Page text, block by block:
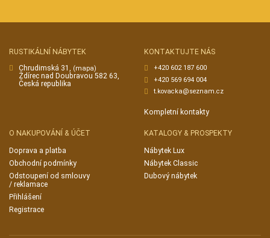
RUSTIKÁLNÍ NÁBYTEK
Chrudimská 31, (mapa)
Ždírec nad Doubravou 582 63,
Česká republika
KONTAKTUJTE NÁS
+420 602 187 600
+420 569 694 004
t.kovacka@seznam.cz
Kompletní kontakty
O NAKUPOVÁNÍ & ÚČET
Doprava a platba
Obchodní podmínky
Odstoupení od smlouvy
/ reklamace
Přihlášení
Registrace
KATALOGY & PROSPEKTY
Nábytek Lux
Nábytek Classic
Dubový nábytek